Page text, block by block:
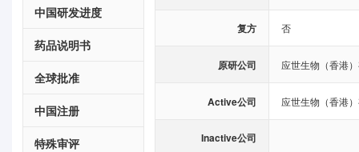
中国研发进度
药品说明书
全球批准
中国注册
特殊审评
复方 否
原研公司 应世生物（香港
Active公司 应世生物（香港
Inactive公司